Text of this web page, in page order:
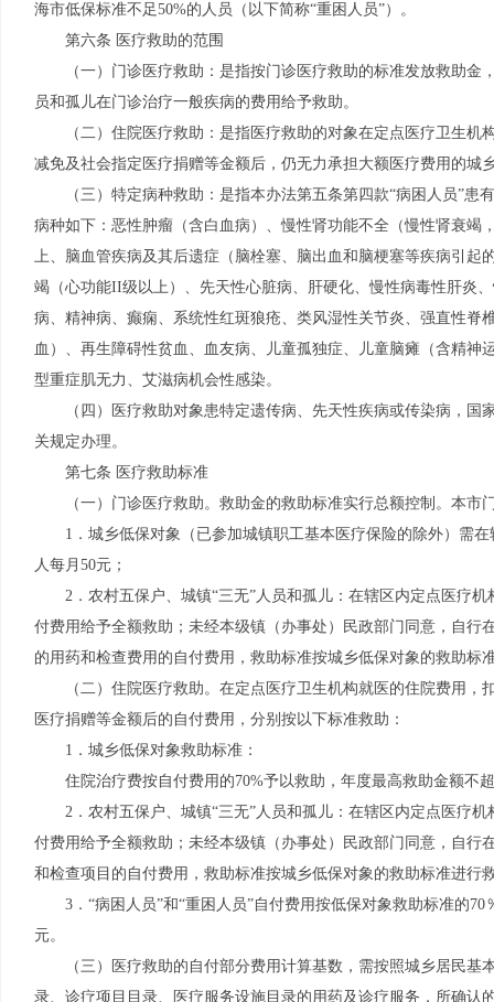
海市低保标准不足50%的人员（以下简称“重困人员”）。
第六条 医疗救助的范围
（一）门诊医疗救助：是指按门诊医疗救助的标准发放救助
员和孤儿在门诊治疗一般疾病的费用给予救助。
（二）住院医疗救助：是指医疗救助的对象在定点医疗卫生
减免及社会指定医疗捐赠等金额后，仍无力承担大额医疗费用的城
（三）特定病种救助：是指本办法第五条第四款“病困人员”
病种如下：恶性肿瘤（含白血病）、慢性肾功能不全（慢性肾衰竭
上、脑血管疾病及其后遗症（脑栓塞、脑出血和脑梗塞等疾病引起
竭（心功能II级以上）、先天性心脏病、肝硬化、慢性病毒性肝炎
病、精神病、癫痫、系统性红斑狼疮、类风湿性关节炎、强直性脊
血）、再生障碍性贫血、血友病、儿童孤独症、儿童脑瘫（含精神
型重症肌无力、艾滋病机会性感染。
（四）医疗救助对象患特定遗传病、先天性疾病或传染病，
关规定办理。
第七条 医疗救助标准
（一）门诊医疗救助。救助金的救助标准实行总额控制。本市
1．城乡低保对象（已参加城镇职工基本医疗保险的除外）需
人每月50元；
2．农村五保户、城镇“三无”人员和孤儿：在辖区内定点医疗
付费用给予全额救助；未经本级镇（办事处）民政部门同意，自行
的用药和检查费用的自付费用，救助标准按城乡低保对象的救助标
（二）住院医疗救助。在定点医疗卫生机构就医的住院费用
医疗捐赠等金额后的自付费用，分别按以下标准救助：
1．城乡低保对象救助标准：
住院治疗费按自付费用的70%予以救助，年度最高救助金额不
2．农村五保户、城镇“三无”人员和孤儿：在辖区内定点医疗
付费用给予全额救助；未经本级镇（办事处）民政部门同意，自行
和检查项目的自付费用，救助标准按城乡低保对象的救助标准进行
3．“病困人员”和“重困人员”自付费用按低保对象救助标准的
元。
（三）医疗救助的自付部分费用计算基数，需按照城乡居民
录、诊疗项目目录、医疗服务设施目录的用药及诊疗服务，所确认